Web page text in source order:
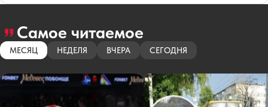
Самое читаемое
МЕСЯЦ НЕДЕЛЯ ВЧЕРА СЕГОДНЯ